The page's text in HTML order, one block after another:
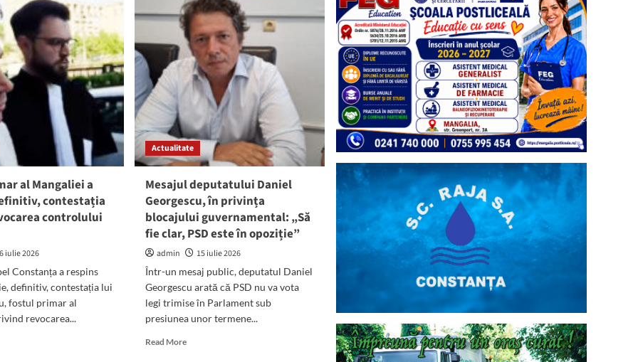
al Mangaliei a
contestația
controlului
iulie 2026
Constanța a respins
definitiv, contestația lui
fostul primar al
revocarea...
Actualitate
Mesajul deputatului Daniel
Georgescu, în privința
blocajului guvernamental: „Să
fie clar, PSD este în opoziție”
admin
15 iulie 2026
Într-un mesaj public, deputatul Daniel
Georgescu arată că PSD nu va vota
legi trimise în Parlament sub
presiunea unor termene...
Read MoreRead